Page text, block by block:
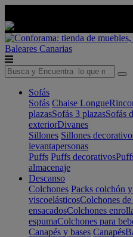
Baleares Canarias
Sofás
Sofás Chaise Longue
plazasSofás 3 plazasSofás
exteriorDivanes
Sillones Sillones
levantapersonas
Puffs Puffs decorativos
almacenaje
Descanso
Colchones Packs colchón
viscoelásticosColchones
ensacadosColchones
espumaColchones para
Canapés y bases Canapés